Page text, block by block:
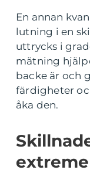
En annan
lutning i en
uttrycks i
mätning
backe är och
färdigheter
åka den.